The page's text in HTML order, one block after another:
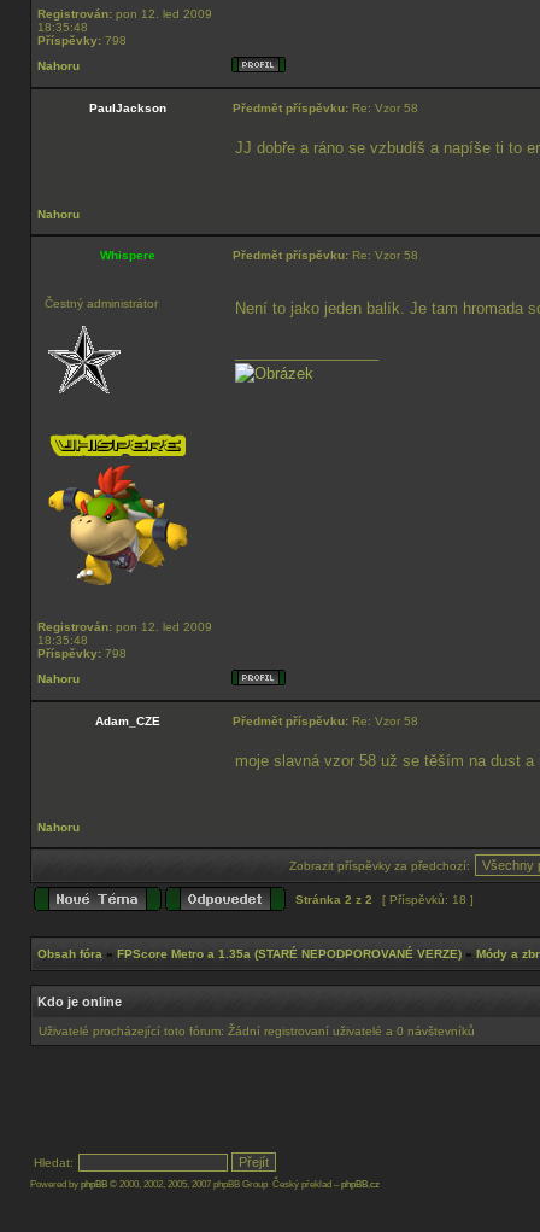
Registrován: pon 12. led 2009
18:35:48
Příspěvky: 798
Nahoru
PaulJackson Předmět příspěvku: Re: Vzor 58
JJ dobře a ráno se vzbudíš a napíše ti to
Nahoru
Whispere Předmět příspěvku: Re: Vzor 58
Čestný administrátor
Registrován: pon 12. led 2009
18:35:48
Příspěvky: 798
Není to jako jeden balík. Je tam hromada
Nahoru
Adam_CZE Předmět příspěvku: Re: Vzor 58
moje slavná vzor 58 už se těším na dust a
Nahoru
Zobrazit příspěvky za předchozí:
Stránka 2 z 2 [ Příspěvků: 18 ]
Obsah fóra » FPScore Metro a 1.35a (STARÉ NEPODPOROVANÉ VERZE) » Módy a
Kdo je online
Uživatelé procházející toto fórum: Žádní registrovaní uživatelé a 0 návštevníků
Hledat:
Powered by phpBB © 2000, 2002, 2005, 2007 phpBB Group Český překlad –phpBB.cz